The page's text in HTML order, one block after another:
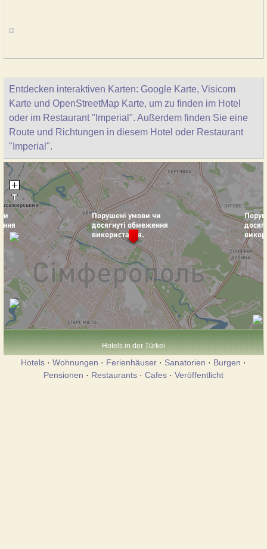
Entdecken interaktiven Karten: Google Karte, Visicom
Karte und OpenStreetMap Karte, um zu finden im Hotel
oder im Restaurant "Imperial". Außerdem finden Sie eine
Route und Richtungen in diesem Hotel oder Restaurant
"Imperial".
Hotels in der Türkei
Hotels · Wohnungen · Ferienhäuser · Sanatorien · Burgen ·
Pensionen · Restaurants · Cafes · Veröffentlicht